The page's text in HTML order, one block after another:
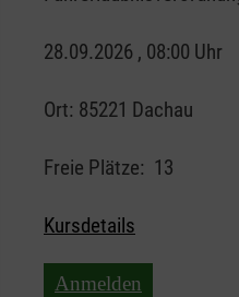
28.09.2026 , 08:00 Uhr
Ort: 85221 Dachau
Freie Plätze: 13
Kursdetails
Anmelden